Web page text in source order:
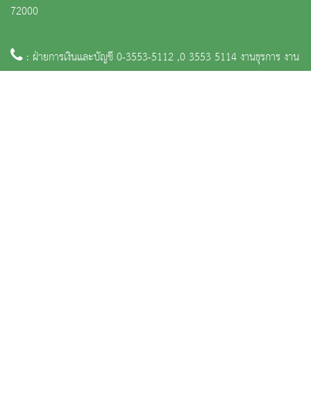
72000
: ฝ่ายการเงินและบัญชี 0-3553-5112 ,0 3553 5114 งานธุรการ งาน